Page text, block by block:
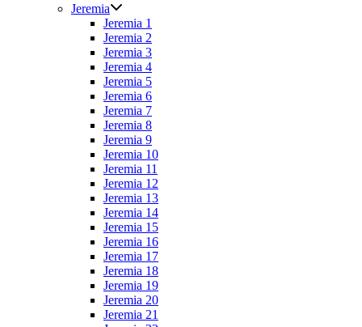
Jeremia
Jeremia 1
Jeremia 2
Jeremia 3
Jeremia 4
Jeremia 5
Jeremia 6
Jeremia 7
Jeremia 8
Jeremia 9
Jeremia 10
Jeremia 11
Jeremia 12
Jeremia 13
Jeremia 14
Jeremia 15
Jeremia 16
Jeremia 17
Jeremia 18
Jeremia 19
Jeremia 20
Jeremia 21